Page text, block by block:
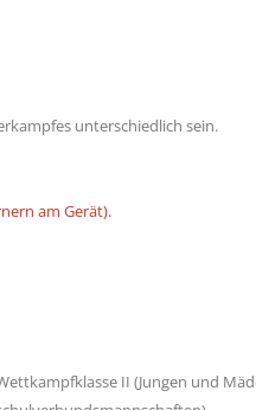
unterschiedlich sein.
am Gerät).
II (Jungen und